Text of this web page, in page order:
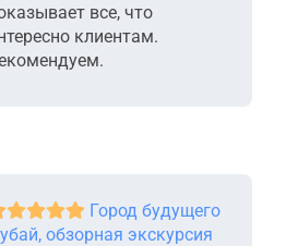
все, что
клиентам.
Город будущего
обзорная экскурсия